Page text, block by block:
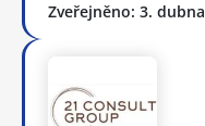
Zveřejněno: 3. dubna